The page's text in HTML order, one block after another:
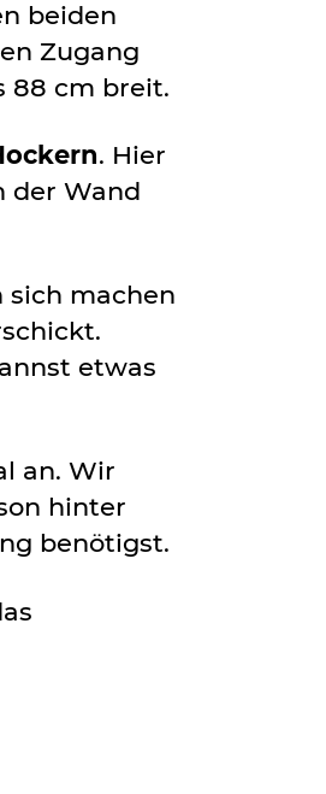
beiden
Zugang
88 cm breit.
. Hier
der Wand
sich machen
etwas
an. Wir
hinter
benötigst.